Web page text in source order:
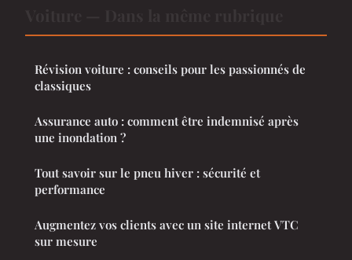
Révision voiture : conseils pour les passionnés de
classiques
Assurance auto : comment être indemnisé après
une inondation ?
Tout savoir sur le pneu hiver : sécurité et
performance
Augmentez vos clients avec un site internet VTC
sur mesure